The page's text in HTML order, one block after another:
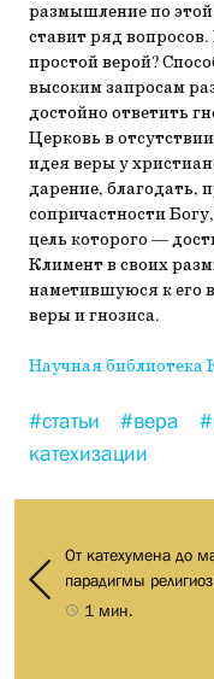
размышление по этой
ставит ряд
простой верой?
высоким запросам
достойно ответить
Церковь в
идея веры у
дарение, благодать,
сопричастности
цель которого —
Климент в своих
наметившуюся к его
веры и гнозиса.
Научная библиотека
#статьи #вера
катехизации
От катехумена до
парадигмы
1 мин.